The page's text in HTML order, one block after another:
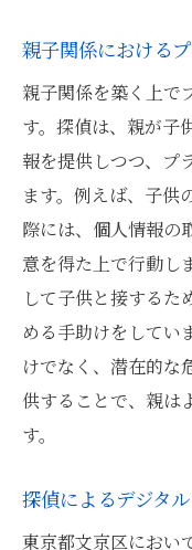
親子関係における
親子関係を築く上で
す。探偵は、親が子
報を提供しつつ、プ
ます。例えば、子供
際には、個人情報の
意を得た上で行動し
して子供と接するた
める手助けをしてい
けでなく、潜在的な
供することで、親は
す。
探偵によるデジタ
東京都文京区におい